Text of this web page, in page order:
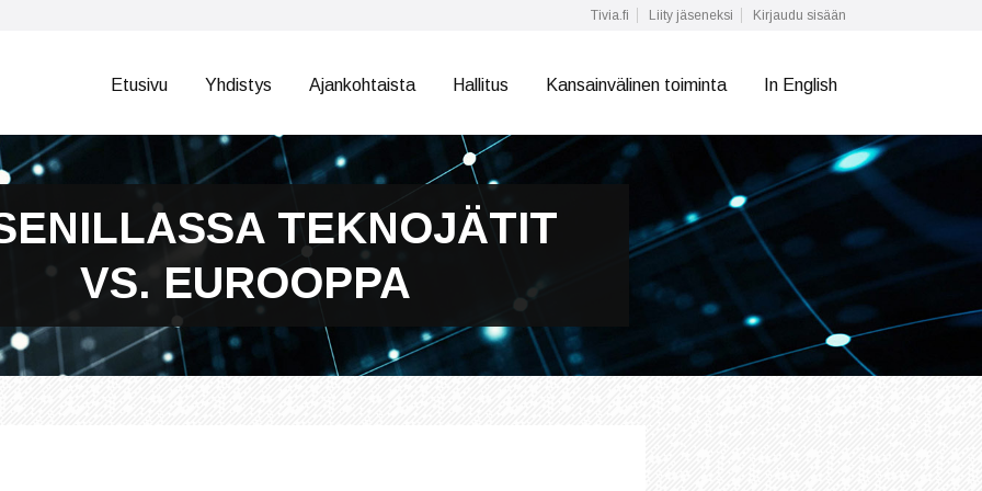
Tivia.fi Liity jäseneksi Kirjaudu sisään
Etusivu Yhdistys Ajankohtaista Hallitus Kansainvälinen toiminta In English
TEKNOJÄTIT
VS. EUROOPPA